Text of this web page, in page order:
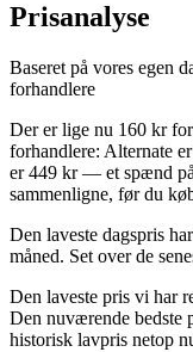
Prisanalyse
Baseret på vores egen
forhandlere
Der er lige nu 160 kr
forhandlere: Alternate
er 449 kr — et spænd
sammenligne, før du
Den laveste dagspris
måned. Set over de
Den laveste pris vi har
Den nuværende bedste
historisk lavpris netop